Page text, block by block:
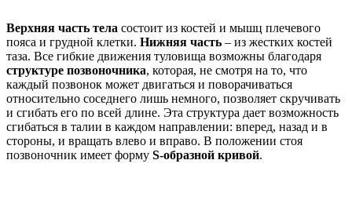
Верхняя часть тела состоит из костей и мышц плечевого
пояса и грудной клетки. Нижняя часть – из жестких костей
таза. Все гибкие движения туловища возможны благодаря
структуре позвоночника, которая, не смотря на то, что
каждый позвонок может двигаться и поворачиваться
относительно соседнего лишь немного, позволяет скручивать
и сгибать его по всей длине. Эта структура дает возможность
сгибаться в талии в каждом направлении: вперед, назад и в
стороны, и вращать влево и вправо. В положении стоя
позвоночник имеет форму S-образной кривой.